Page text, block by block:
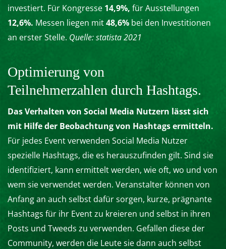
investiert. Für Kongresse 14,9%, für Ausstellungen
12,6%. Messen liegen mit48,6% bei den Investitionen
an erster Stelle. Quelle: statista 2021
Optimierung von
Teilnehmerzahlen durch Hashtags.
Das Verhalten von Social Media Nutzern lässt sich
mit Hilfe der Beobachtung von Hashtags ermitteln.
Für jedes Event verwenden Social Media Nutzer
spezielle Hashtags, die es herauszufinden gilt. Sind sie
identifiziert, kann ermittelt werden, wie oft, wo und von
wem sie verwendet werden. Veranstalter können von
Anfang an auch selbst dafür sorgen, kurze, prägnante
Hashtags für ihr Event zu kreieren und selbst in ihren
Posts und Tweeds zu verwenden. Gefallen diese der
Community, werden die Leute sie dann auch selbst